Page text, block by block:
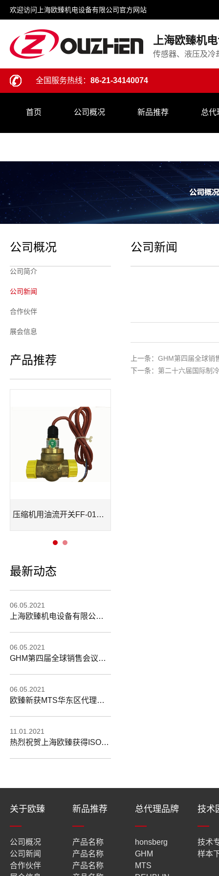
欢迎访问上海欧臻机电设备有限公司官方网站
上海欧臻机
传感器、液压及冷
全国服务热线： 86-21-34140074
首页 公司概况 新品推荐 总代
公司概况
公司简介
公司新闻
合作伙伴
展会信息
产品推荐
压缩机用油流开关FF-015RMS
最新动态
06.05.2021
上海欧臻机电设备有限公司2015年CBBE展会
06.05.2021
GHM第四届全球销售会议在德召开
06.05.2021
欧臻新获MTS华东区代理资格
11.01.2021
热烈祝贺上海欧臻获得ISO9001:2008质量管理体系认证证书
公司新闻
上一条： GHM第四届全球销
下一条： 第二十六届国际制
关于欧臻
公司概况
公司新闻
合作伙伴
新品推荐
产品名称
产品名称
产品名称
总代理品牌
honsberg
GHM
MTS
技术
技术
样本